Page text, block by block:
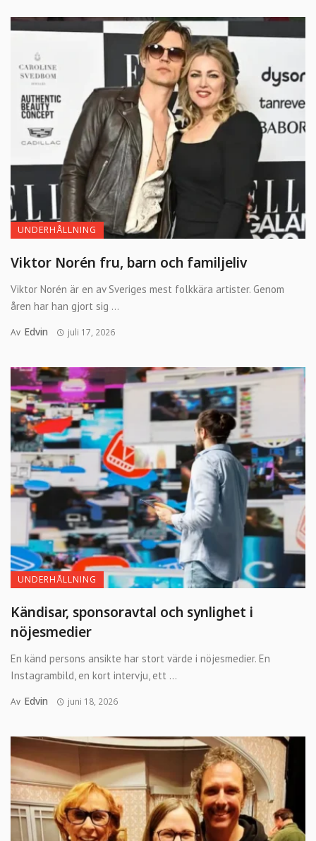
UNDERHÅLLNING
Viktor Norén fru, barn och familjeliv
Viktor Norén är en av Sveriges mest folkkära artister. Genom
åren har han gjort sig ...
Av Edvin juli 17, 2026
UNDERHÅLLNING
Kändisar, sponsoravtal och synlighet i
nöjesmedier
En känd persons ansikte har stort värde i nöjesmedier. En
Instagrambild, en kort intervju, ett ...
Av Edvin juni 18, 2026